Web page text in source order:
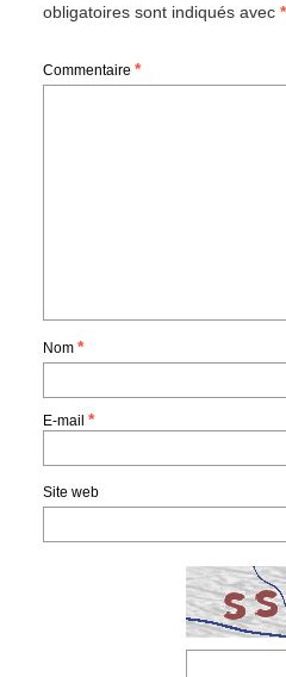
obligatoires sont indiqués avec *
Commentaire *
Nom *
E-mail *
Site web